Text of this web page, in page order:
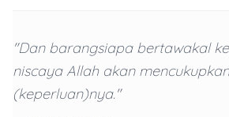
"Dan barangsiapa bertawakal
niscaya Allah akan mencukupkan
(keperluan)nya."